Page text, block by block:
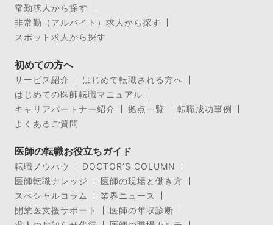
常勤求人から探す
非常勤（アルバイト）求人から探す
スポット求人から探す
初めての方へ
サービス紹介
はじめて転職される方へ
はじめての医師転職マニュアル
キャリアパートナー紹介
拠点一覧
転職成功事例
よくあるご質問
医師の転職お役立ちガイド
転職ノウハウ
DOCTOR’S COLUMN
医師転職ナレッジ
医師の現場と働き方
スペシャルコラム
業界ニュース
開業医支援サポート
医師の年収診断